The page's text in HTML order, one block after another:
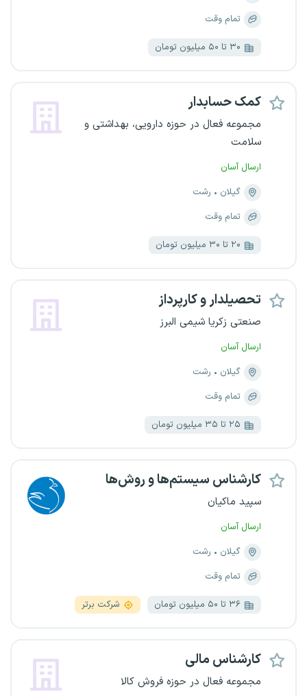
تمام وقت
۳۰ تا ۵۰ میلیون تومان
کمک حسابدار
مجموعه فعال در حوزه دارویی، بهداشتی و
سلامت
ارسال آسان
گیلان
رشت
تمام وقت
۲۰ تا ۳۰ میلیون تومان
تحصیلدار و کارپرداز
صنعتی زکریا شیمی البرز
ارسال آسان
گیلان
رشت
تمام وقت
۲۵ تا ۳۵ میلیون تومان
کارشناس سیستم‌ها و روش‌ها
سپید ماکیان
ارسال آسان
گیلان
رشت
تمام وقت
۳۶ تا ۵۰ میلیون تومان شرکت برتر
کارشناس مالی
مجموعه فعال در حوزه فروش کالا